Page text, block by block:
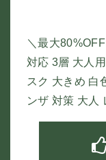
＼最大
対応 3層 大人
スク 大きめ 白
ンザ 対策 大人